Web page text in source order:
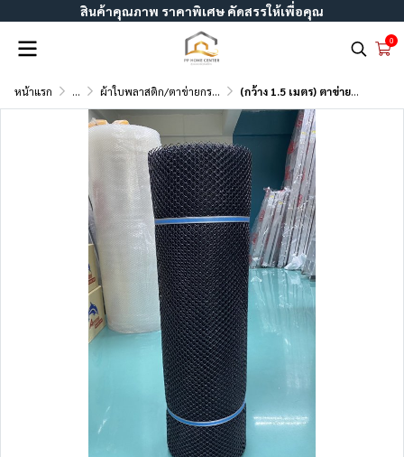
สินค้าคุณภาพ ราคาพิเศษ คัดสรรให้เพื่อคุณ
0
หน้าแรก ... ผ้าใบพลาสติก/ตาข่ายกรองแสง (กว้าง 1.5 เมตร) ตาข่ายพลาสติก 6เหลี่ยม ตรา แปดเซียน